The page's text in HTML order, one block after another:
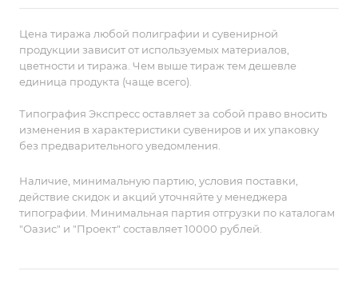
для шампуней и купальных принадлежностей.
Скорость высыхания 2–4 часа при комнатной
температуре.
Цена тиража любой полиграфии и сувенирной
продукции зависит от используемых материалов,
цветности и тиража. Чем выше тираж тем дешевле
единица продукта (чаще всего).
Типография Экспресс оставляет за собой право вносить
изменения в характеристики сувениров и их упаковку
без предварительного уведомления.
Наличие, минимальную партию, условия поставки,
действие скидок и акций уточняйте у менеджера
типографии. Минимальная партия отгрузки по каталогам
"Оазис" и "Проект" составляет 10000 рублей.